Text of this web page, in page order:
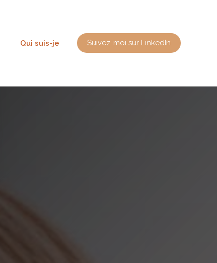
Qui suis-je Suivez-moi sur LinkedIn